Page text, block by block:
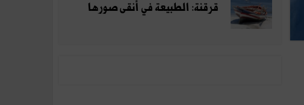
قرقنة: الطبيعة في أنقى صورها